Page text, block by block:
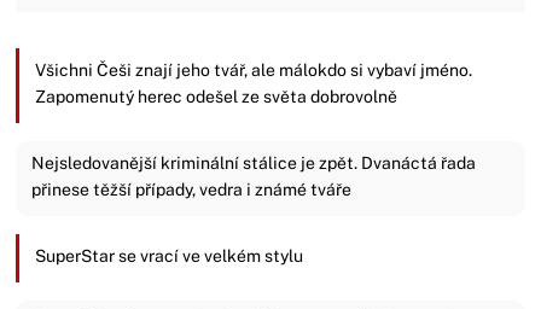
Všichni Češi znají jeho tvář, ale málokdo si vybaví jméno.
Zapomenutý herec odešel ze světa dobrovolně
Nejsledovanější kriminální stálice je zpět. Dvanáctá řada
přinese těžší případy, vedra i známé tváře
SuperStar se vrací ve velkém stylu